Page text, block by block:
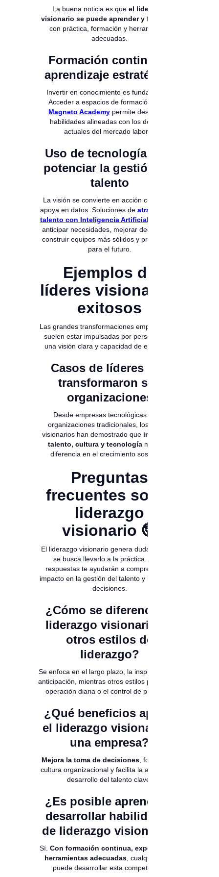
La buena noticia es que el liderazgo
visionario se puede aprender y fortalecer
con práctica, formación y herramientas
adecuadas.
Formación continua y
aprendizaje estratégico
Invertir en conocimiento es fundamental.
Acceder a espacios de formación como
Magneto Academy permite desarrollar
habilidades alineadas con los desafíos
actuales del mercado laboral.
Uso de tecnología para
potenciar la gestión del
talento
La visión se convierte en acción cuando se
apoya en datos. Soluciones de atracción de
talento con Inteligencia Artificial
anticipar necesidades, mejorar decisiones y
construir equipos más sólidos y preparados
para el futuro.
Ejemplos de
líderes visionarios
exitosos
Las grandes transformaciones empresariales
suelen estar impulsadas por personas con
una visión clara y capacidad de ejecución.
Casos de líderes que
transformaron sus
organizaciones
Desde empresas tecnológicas hasta
organizaciones tradicionales, los líderes
visionarios han demostrado que invertir en
talento, cultura y tecnología marca la
diferencia en el crecimiento sostenido.
Preguntas
frecuentes sobre
liderazgo
visionario 🤓
El liderazgo visionario genera dudas cuando
se busca llevarlo a la práctica. Estas
respuestas te ayudarán a comprender su
impacto en la gestión del talento y la toma de
decisiones.
¿Cómo se diferencia el
liderazgo visionario de
otros estilos de
liderazgo?
Se enfoca en el largo plazo, la inspiración y la
anticipación, mientras otros estilos priorizan la
operación diaria o el control de procesos.
¿Qué beneficios aporta
el liderazgo visionario a
una empresa?
Mejora la toma de decisiones , fortalece la
cultura organizacional y facilita la atracción y
desarrollo del talento clave.
¿Es posible aprender y
desarrollar habilidades
de liderazgo visionario?
Sí. Con formación continua, experiencia y
herramientas adecuadas , cualquier líder
puede desarrollar esta competencia.